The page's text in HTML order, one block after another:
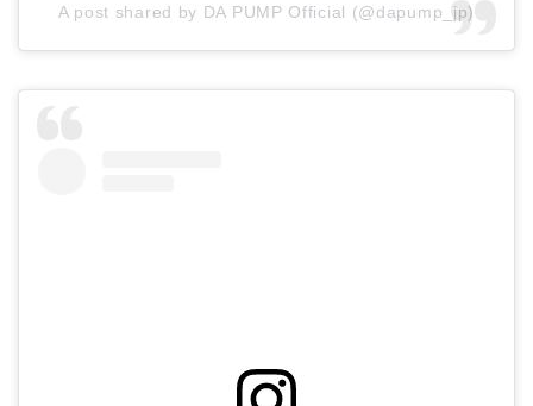
A post shared by DA PUMP Official (@dapump_jp)